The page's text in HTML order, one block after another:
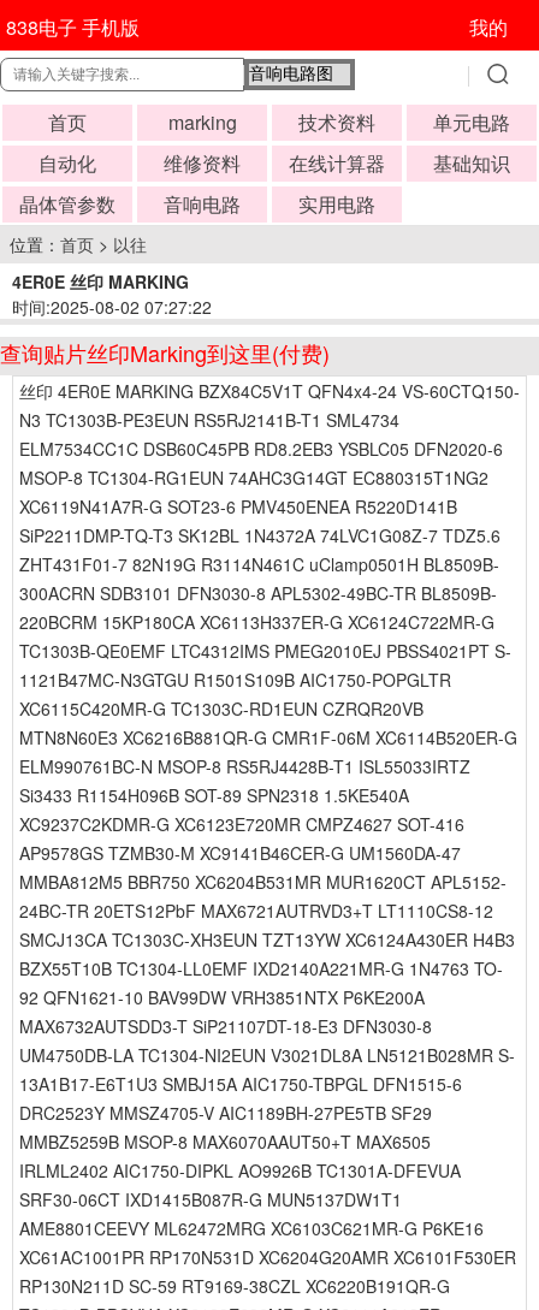
838电子 手机版 我的
首页 marking 技术资料
单元电路
自动化
维修资料 在线计算器
基础知识
晶体管参数
音响电路 实用电路
位置： 首页 > 以往
4ER0E 丝印 MARKING
时间:2025-08-02 07:27:22
查询贴片丝印Marking到这里(付费)
丝印 4ER0E MARKING BZX84C5V1T QFN4x4-24 VS-60CTQ150-
N3 TC1303B-PE3EUN RS5RJ2141B-T1 SML4734
ELM7534CC1C DSB60C45PB RD8.2EB3 YSBLC05 DFN2020-6
MSOP-8 TC1304-RG1EUN 74AHC3G14GT EC880315T1NG2
XC6119N41A7R-G SOT23-6 PMV450ENEA R5220D141B
SiP2211DMP-TQ-T3 SK12BL 1N4372A 74LVC1G08Z-7 TDZ5.6
ZHT431F01-7 82N19G R3114N461C uClamp0501H BL8509B-
300ACRN SDB3101 DFN3030-8 APL5302-49BC-TR BL8509B-
220BCRM 15KP180CA XC6113H337ER-G XC6124C722MR-G
TC1303B-QE0EMF LTC4312IMS PMEG2010EJ PBSS4021PT S-
1121B47MC-N3GTGU R1501S109B AIC1750-POPGLTR
XC6115C420MR-G TC1303C-RD1EUN CZRQR20VB
MTN8N60E3 XC6216B881QR-G CMR1F-06M XC6114B520ER-G
ELM990761BC-N MSOP-8 RS5RJ4428B-T1 ISL55033IRTZ
Si3433 R1154H096B SOT-89 SPN2318 1.5KE540A
XC9237C2KDMR-G XC6123E720MR CMPZ4627 SOT-416
AP9578GS TZMB30-M XC9141B46CER-G UM1560DA-47
MMBA812M5 BBR750 XC6204B531MR MUR1620CT APL5152-
24BC-TR 20ETS12PbF MAX6721AUTRVD3+T LT1110CS8-12
SMCJ13CA TC1303C-XH3EUN TZT13YW XC6124A430ER H4B3
BZX55T10B TC1304-LL0EMF IXD2140A221MR-G 1N4763 TO-
92 QFN1621-10 BAV99DW VRH3851NTX P6KE200A
MAX6732AUTSDD3-T SiP21107DT-18-E3 DFN3030-8
UM4750DB-LA TC1304-NI2EUN V3021DL8A LN5121B028MR S-
13A1B17-E6T1U3 SMBJ15A AIC1750-TBPGL DFN1515-6
DRC2523Y MMSZ4705-V AIC1189BH-27PE5TB SF29
MMBZ5259B MSOP-8 MAX6070AAUT50+T MAX6505
IRLML2402 AIC1750-DIPKL AO9926B TC1301A-DFEVUA
SRF30-06CT IXD1415B087R-G MUN5137DW1T1
AME8801CEEVY ML62472MRG XC6103C621MR-G P6KE16
XC61AC1001PR RP170N531D XC6204G20AMR XC6101F530ER
RP130N211D SC-59 RT9169-38CZL XC6220B191QR-G